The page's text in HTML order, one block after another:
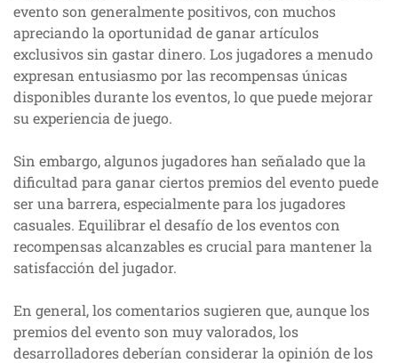
evento son generalmente positivos, con muchos
apreciando la oportunidad de ganar artículos
exclusivos sin gastar dinero. Los jugadores a menudo
expresan entusiasmo por las recompensas únicas
disponibles durante los eventos, lo que puede mejorar
su experiencia de juego.
Sin embargo, algunos jugadores han señalado que la
dificultad para ganar ciertos premios del evento puede
ser una barrera, especialmente para los jugadores
casuales. Equilibrar el desafío de los eventos con
recompensas alcanzables es crucial para mantener la
satisfacción del jugador.
En general, los comentarios sugieren que, aunque los
premios del evento son muy valorados, los
desarrolladores deberían considerar la opinión de los